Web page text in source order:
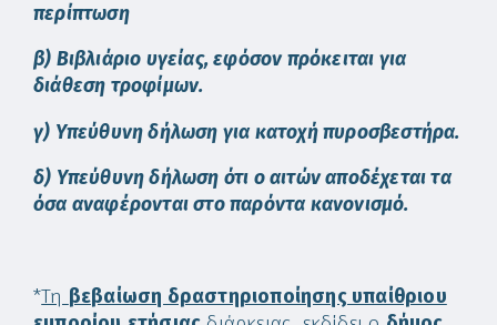
περίπτωση
β) Βιβλιάριο υγείας, εφόσον πρόκειται για
διάθεση τροφίμων.
γ) Υπεύθυνη δήλωση για κατοχή πυροσβεστήρα.
δ) Υπεύθυνη δήλωση ότι ο αιτών αποδέχεται τα
όσα αναφέρονται στο παρόντα κανονισμό.
*Τη βεβαίωση δραστηριοποίησης υπαίθριου